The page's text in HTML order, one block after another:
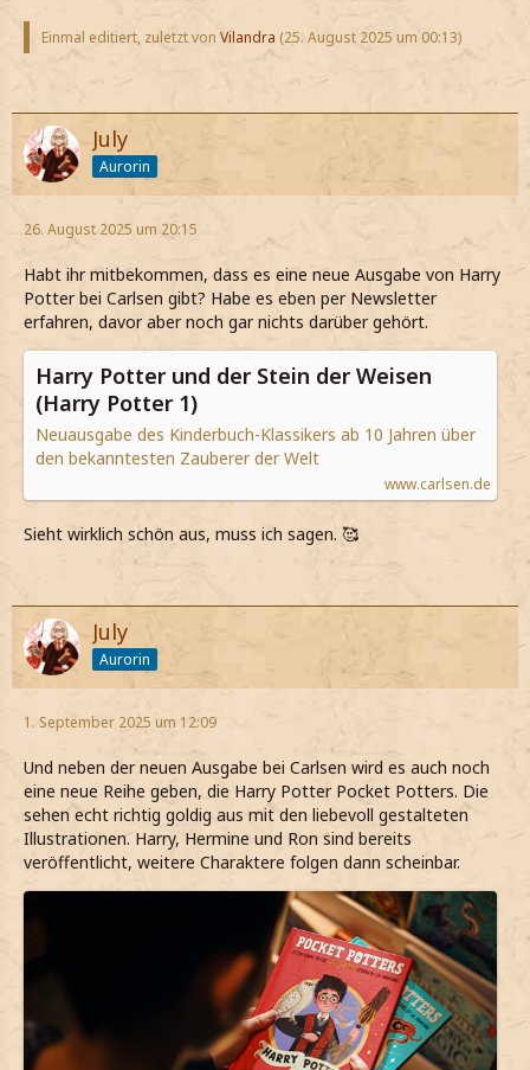
Einmal editiert, zuletzt von Vilandra (25. August 2025 um 00:13)
July
Aurorin
26. August 2025 um 20:15
Habt ihr mitbekommen, dass es eine neue Ausgabe von Harry
Potter bei Carlsen gibt? Habe es eben per Newsletter
erfahren, davor aber noch gar nichts darüber gehört.
Harry Potter und der Stein der Weisen
(Harry Potter 1)
Neuausgabe des Kinderbuch-Klassikers ab 10 Jahren über
den bekanntesten Zauberer der Welt
www.carlsen.de
Sieht wirklich schön aus, muss ich sagen. 🥰
July
Aurorin
1. September 2025 um 12:09
Und neben der neuen Ausgabe bei Carlsen wird es auch noch
eine neue Reihe geben, die Harry Potter Pocket Potters. Die
sehen echt richtig goldig aus mit den liebevoll gestalteten
Illustrationen. Harry, Hermine und Ron sind bereits
veröffentlicht, weitere Charaktere folgen dann scheinbar.